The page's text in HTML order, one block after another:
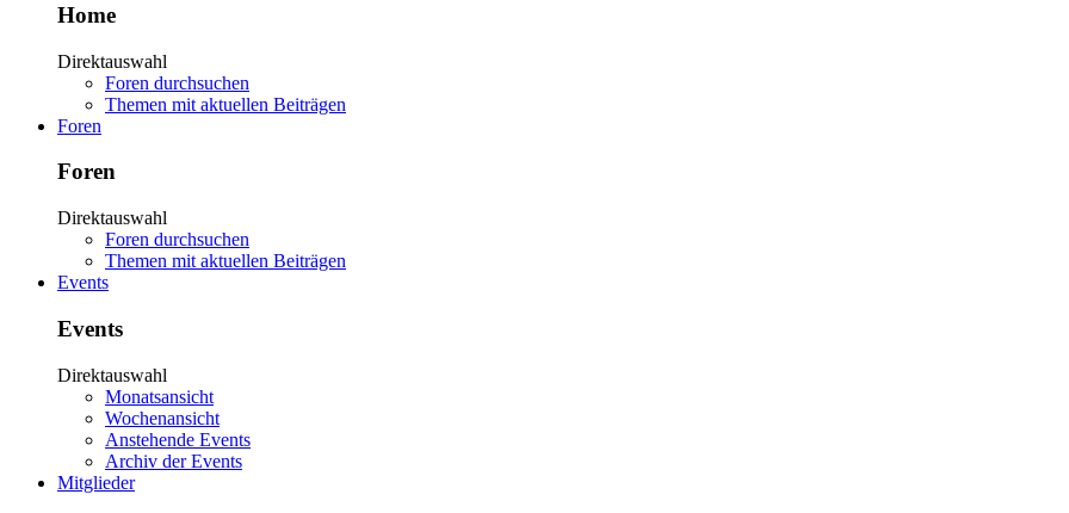
Home
Direktauswahl
Foren durchsuchen
Themen mit aktuellen Beiträgen
Foren
Foren
Direktauswahl
Foren durchsuchen
Themen mit aktuellen Beiträgen
Events
Events
Direktauswahl
Monatsansicht
Wochenansicht
Anstehende Events
Archiv der Events
Mitglieder